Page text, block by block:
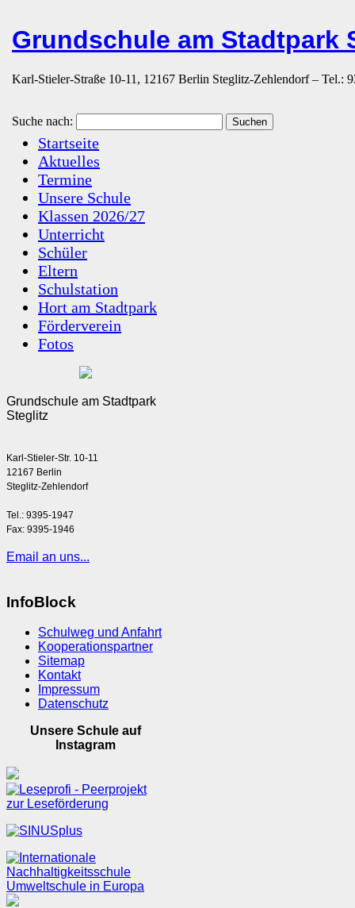
Grundschule am Stadtpark
Karl-Stieler-Straße 10-11, 12167 Berlin Steglitz-Zehlendorf – Tel.:
Suche nach:
Startseite
Aktuelles
Termine
Unsere Schule
Klassen 2026/27
Unterricht
Schüler
Eltern
Schulstation
Hort am Stadtpark
Förderverein
Fotos
Grundschule am Stadtpark
Steglitz
Karl-Stieler-Str. 10-11
12167 Berlin
Steglitz-Zehlendorf
Tel.: 9395-1947
Fax: 9395-1946
Email an uns...
InfoBlock
Schulweg und Anfahrt
Kooperationspartner
Sitemap
Kontakt
Impressum
Datenschutz
Unsere Schule auf
Instagram